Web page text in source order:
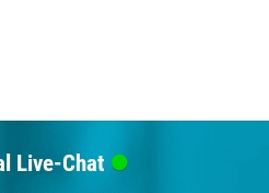
Live-Chat